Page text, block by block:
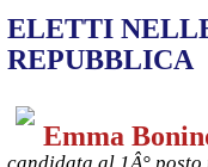
ELETTI
REPUBBLICA
Emma